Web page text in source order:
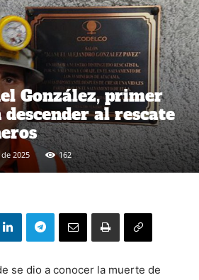
González, primer
al rescate
2025 162
se dio a conocer la muerte de